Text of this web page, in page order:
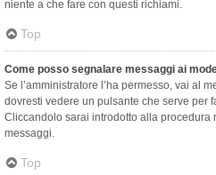
niente a che fare con questi richiami.
Top
Come posso segnalare messaggi ai
Se l’amministratore l’ha permesso, vai al
dovresti vedere un pulsante che serve per
Cliccandolo sarai introdotto alla
messaggi.
Top